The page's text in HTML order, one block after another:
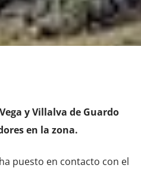
y Villalva de Guardo
en la zona.
puesto en contacto con el